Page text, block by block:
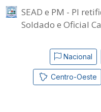
SEAD e PM - PI
Soldado e Oficial
Nacional
Centro-Oeste